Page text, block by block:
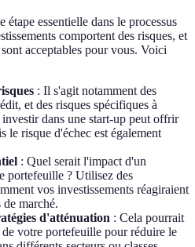
étape essentielle dans le processus
comportent des risques, et
acceptables pour vous. Voici
: Il s'agit notamment des
et des risques spécifiques à
dans une start-up peut offrir
le risque d'échec est également
: Quel serait l'impact d'un
portefeuille ? Utilisez des
vos investissements réagiraient
de marché.
d'atténuation : Cela pourrait
votre portefeuille pour réduire le